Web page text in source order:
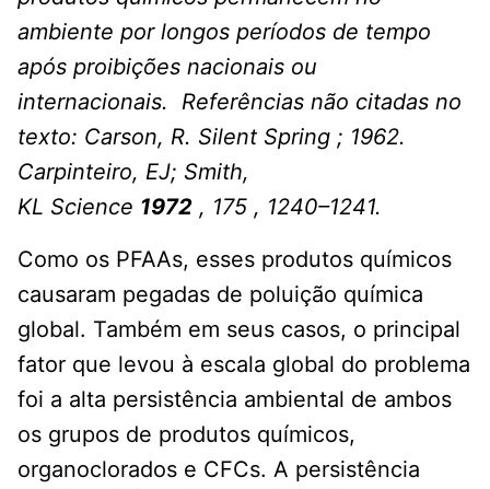
ambiente por longos períodos de tempo
após proibições nacionais ou
internacionais. Referências não citadas no
texto: Carson, R. Silent Spring ; 1962.
Carpinteiro, EJ; Smith,
KL Science 1972 , 175 , 1240–1241.
Como os PFAAs, esses produtos químicos
causaram pegadas de poluição química
global. Também em seus casos, o principal
fator que levou à escala global do problema
foi a alta persistência ambiental de ambos
os grupos de produtos químicos,
organoclorados e CFCs. A persistência